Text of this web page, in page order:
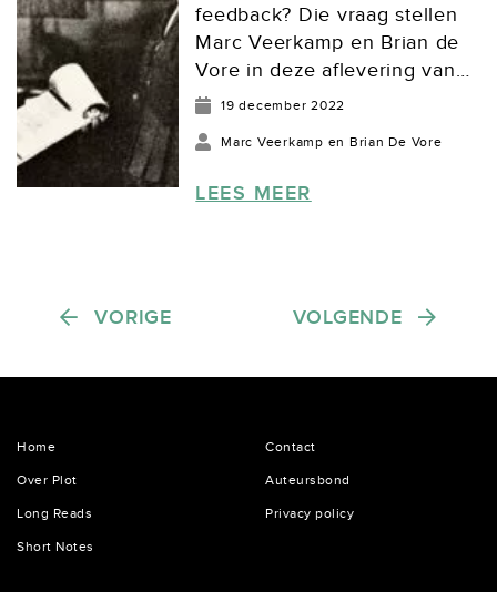
feedback? Die vraag stellen
Marc Veerkamp en Brian de
Vore in deze aflevering van
de serie columns over de
scenarioschrijven. Regisseur
Arthur Berthelet bespreekt
een script met de
regelmatig notes, maar welke
19 december 2022
Marc Veerkamp en Brian De Vore
LEES MEER
Berichten paginering
VORIGE VOLGENDE
Home
Over Plot
Long Reads
Short Notes
Contact
Auteursbond
Privacy policy